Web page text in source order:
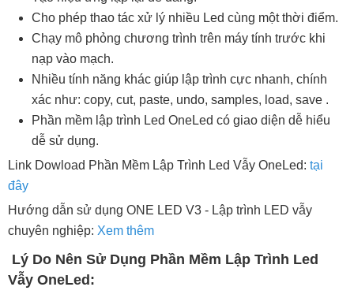
Cho phép thao tác xử lý nhiều Led cùng một thời điểm.
Chạy mô phỏng chương trình trên máy tính trước khi
nạp vào mạch.
Nhiều tính năng khác giúp lập trình cực nhanh, chính
xác như: copy, cut, paste, undo, samples, load, save .
Phần mềm lập trình Led OneLed có giao diện dễ hiểu
dễ sử dụng.
Link Dowload Phần Mềm Lập Trình Led Vẫy OneLed: tại
đây
Hướng dẫn sử dụng ONE LED V3 - Lập trình LED vẫy
chuyên nghiệp: Xem thêm
Lý Do Nên Sử Dụng Phần Mềm Lập Trình Led
Vẫy OneLed: